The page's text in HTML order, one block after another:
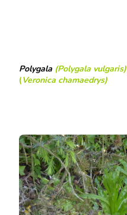
Polygala (Polygala vulgaris)
(Veronica chamaedrys)